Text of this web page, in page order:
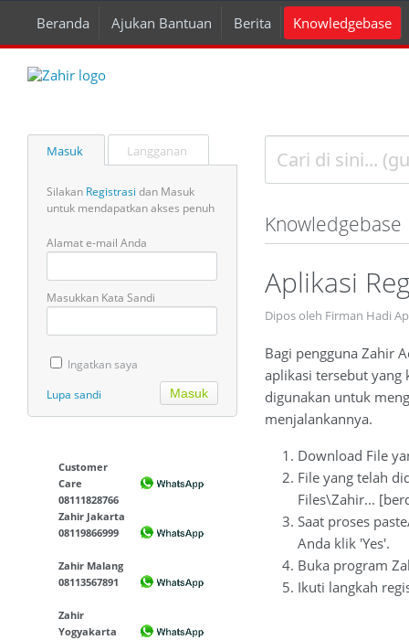
Beranda Ajukan Bantuan Berita Knowledgebase
Masuk Langganan
Silakan Registrasi dan Masuk
untuk mendapatkan akses penuh
Alamat e-mail Anda
Masukkan Kata Sandi
Ingatkan saya
Lupa sandi
Customer
Care
08111828766
Zahir Jakarta
08119866999
Zahir Malang
08113567891
Zahir
Yogyakarta
Knowledgebase
Aplikasi
Dipos oleh Firman Hadi
Bagi pengguna Zahir
aplikasi tersebut
digunakan untuk
menjalankannya.
Download File
File yang telah
Files\Zahir...
Saat proses
Anda klik 'Yes'.
Buka program
Ikuti langkah